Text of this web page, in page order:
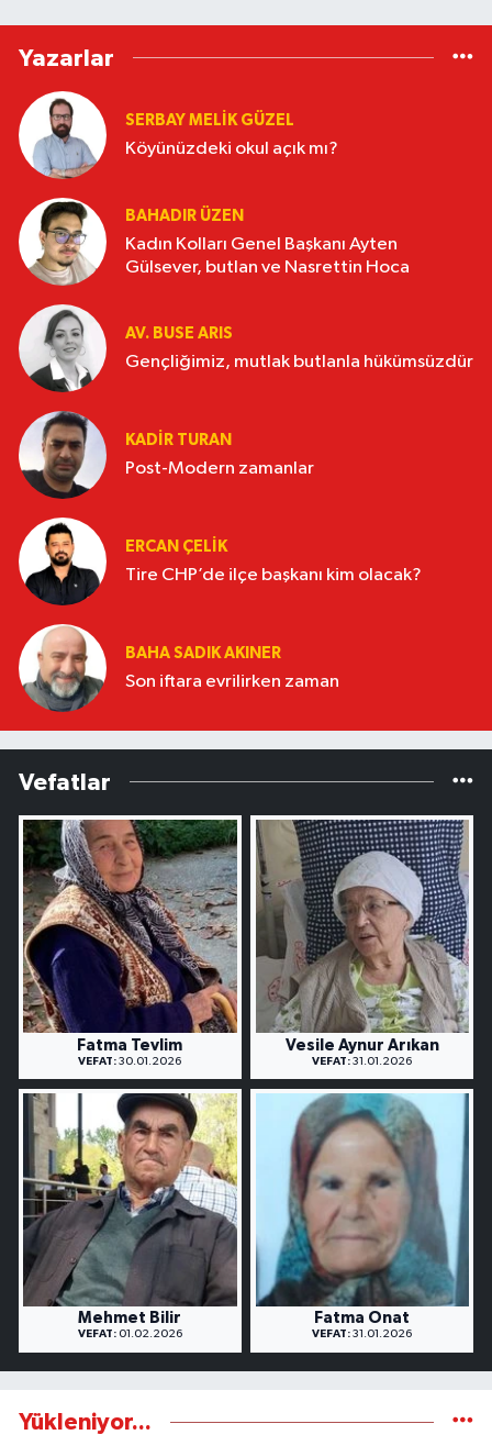
Yazarlar
SERBAY MELIK GÜZEL
Köyünüzdeki okul açık mı?
BAHADIR ÜZEN
Kadın Kolları Genel Başkanı Ayten
Gülsever, butlan ve Nasrettin Hoca
AV. BUSE ARIS
Gençliğimiz, mutlak butlanla hükümsüzdür
KADIR TURAN
Post-Modern zamanlar
ERCAN ÇELIK
Tire CHP’de ilçe başkanı kim olacak?
BAHA SADIK AKINER
Son iftara evrilirken zaman
Vefatlar
Fatma Tevlim
VEFAT: 30.01.2026
Vesile Aynur Arıkan
VEFAT: 31.01.2026
Mehmet Bilir
VEFAT:01.02.2026
Fatma Onat
VEFAT: 31.01.2026
Yükleniyor...